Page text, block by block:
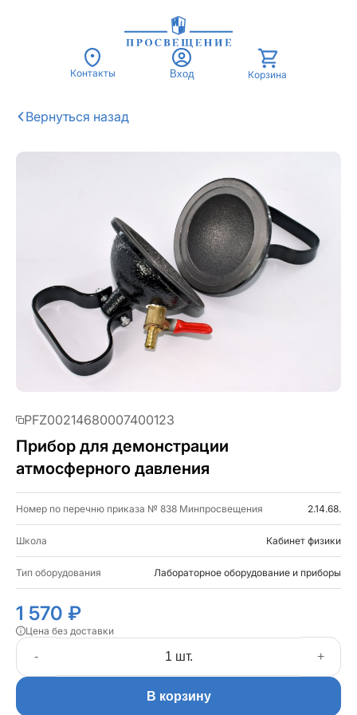
Контакты Вход Корзина
PFZ00214680007400123
Прибор для демонстрации
атмосферного давления
Номер по перечню приказа № 838 Минпросвещения 2.14.68.
Школа Кабинет физики
Тип оборудования Лабораторное оборудование и приборы
1 570 ₽
Цена без доставки
- +
В корзину